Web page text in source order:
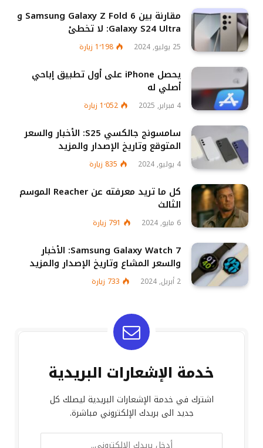
مقارنة بين Samsung Galaxy Z Fold 6 و
Galaxy S24 Ultra: لا تخطئ
25 يوليو, 2024 1٬198 زيارة
يحصل iPhone على أول تطبيق إباحي
أصلي له
4 فبراير, 2025 1٬052 زيارة
سامسونج جالكسي S25: الأخبار والسعر
المتوقع وتاريخ الإصدار والمزيد
4 يوليو, 2024 835 زيارة
كل ما تريد معرفته عن Reacher الموسم
الثالث
6 مايو, 2024 791 زيارة
Samsung Galaxy Watch 7: الأخبار
والسعر المشاع وتاريخ الإصدار والمزيد
2 أبريل, 2024 733 زيارة
خدمة الإشعارات البريدية
اشترك في خدمة الإشعارات البريدية ليصلك كل
جديد الى بريدك الإلكتروني مباشرة.